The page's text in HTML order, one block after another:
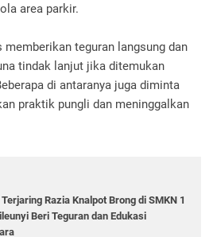
area parkir.
memberikan teguran langsung dan
tindak lanjut jika ditemukan
di antaranya juga diminta
praktik pungli dan meninggalkan
Razia Knalpot Brong di SMKN 1
Beri Teguran dan Edukasi